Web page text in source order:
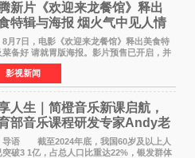
新片《欢迎来龙餐馆》释出
特辑与海报 烟火气中见人情
7日，电影《欢迎来龙餐馆》释出美食特
菜备好 请就胃版海报。影片预售已开启，并
8月8日至10日14:00-21:00举行全国超前点
电影《欢迎来龙餐馆》作为战争美食喜剧大
讲述了中国
影视新闻
人生｜简橙音乐新课启航，
部音乐课程研发专家Andy老
重磅入驻领航银龄琴声
截至2024年底，我国60岁及以上人
突破3 1亿，占总人口比重达22%，银发群体